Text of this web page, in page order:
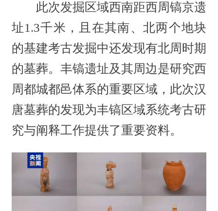
此次发掘区域西南距西周镐京遗
址1.3千米，且在其南、北两个地块
的基建考古发掘中还发现有北周时期
的墓葬。丰镐遗址及其周边是研究西
周都城都邑体系的重要区域，此次汉
唐墓葬的发现为丰镐区域系统考古研
究与阐释工作提供了重要资料。